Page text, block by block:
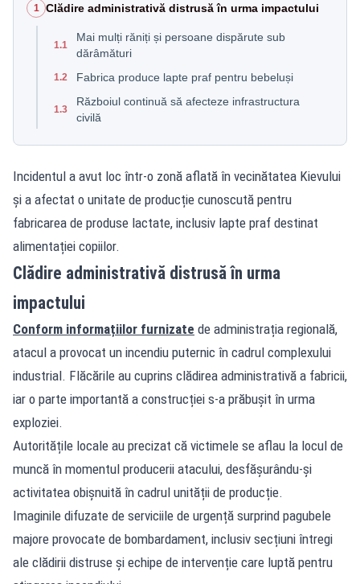
1 Clădire administrativă distrusă în urma impactului
1.1
Mai mulți răniți și persoane dispărute sub
dărâmături
1.2 Fabrica produce lapte praf pentru bebeluși
1.3
Războiul continuă să afecteze infrastructura
civilă
Incidentul a avut loc într-o zonă aflată în vecinătatea Kievului
și a afectat o unitate de producție cunoscută pentru
fabricarea de produse lactate, inclusiv lapte praf destinat
alimentației copiilor.
Clădire administrativă distrusă în urma
impactului
Conform informațiilor furnizate de administrația regională,
atacul a provocat un incendiu puternic în cadrul complexului
industrial. Flăcările au cuprins clădirea administrativă a fabricii,
iar o parte importantă a construcției s-a prăbușit în urma
exploziei.
Autoritățile locale au precizat că victimele se aflau la locul de
muncă în momentul producerii atacului, desfășurându-și
activitatea obișnuită în cadrul unității de producție.
Imaginile difuzate de serviciile de urgență surprind pagubele
majore provocate de bombardament, inclusiv secțiuni întregi
ale clădirii distruse și echipe de intervenție care luptă pentru